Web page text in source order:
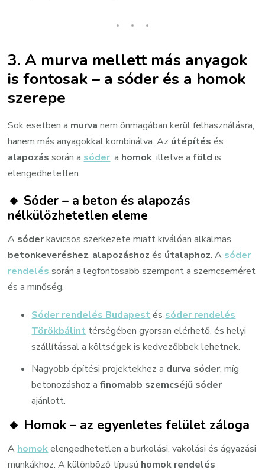
3. A murva mellett más anyagok
is fontosak – a sóder és a homok
szerepe
Sok esetben a murva nem önmagában kerül felhasználásra,
hanem más anyagokkal kombinálva. Az útépítés és
alapozás során a sóder, a homok, illetve aföld is
elengedhetetlen.
🔸 Sóder – a beton és alapozás
nélkülözhetetlen eleme
A sóderkavicsos szerkezete miatt kiválóan alkalmas
betonkeveréshez, alapozáshoz és útalaphoz. A sóder
rendelés során a legfontosabb szempont a szemcseméret
és a minőség.
Sóder rendelés Budapest és sóder rendelés
Törökbálint térségében gyorsan elérhető, és helyi
szállítással a költségek is kedvezőbbek lehetnek.
Nagyobb építési projektekhez a durva sóder, míg
betonozáshoz afinomabb szemcséjű sóder
ajánlott.
🔸 Homok – az egyenletes felület záloga
A homokelengedhetetlen a burkolási, vakolási és ágyazási
munkákhoz. A különböző típusú homok rendelés